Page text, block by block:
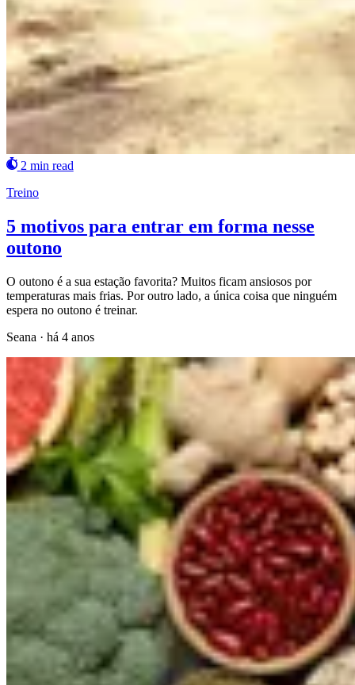
2 min read
Treino
5 motivos para entrar em forma nesse
outono
O outono é a sua estação favorita? Muitos ficam ansiosos por
temperaturas mais frias. Por outro lado, a única coisa que ninguém
espera no outono é treinar.
Seana · há 4 anos